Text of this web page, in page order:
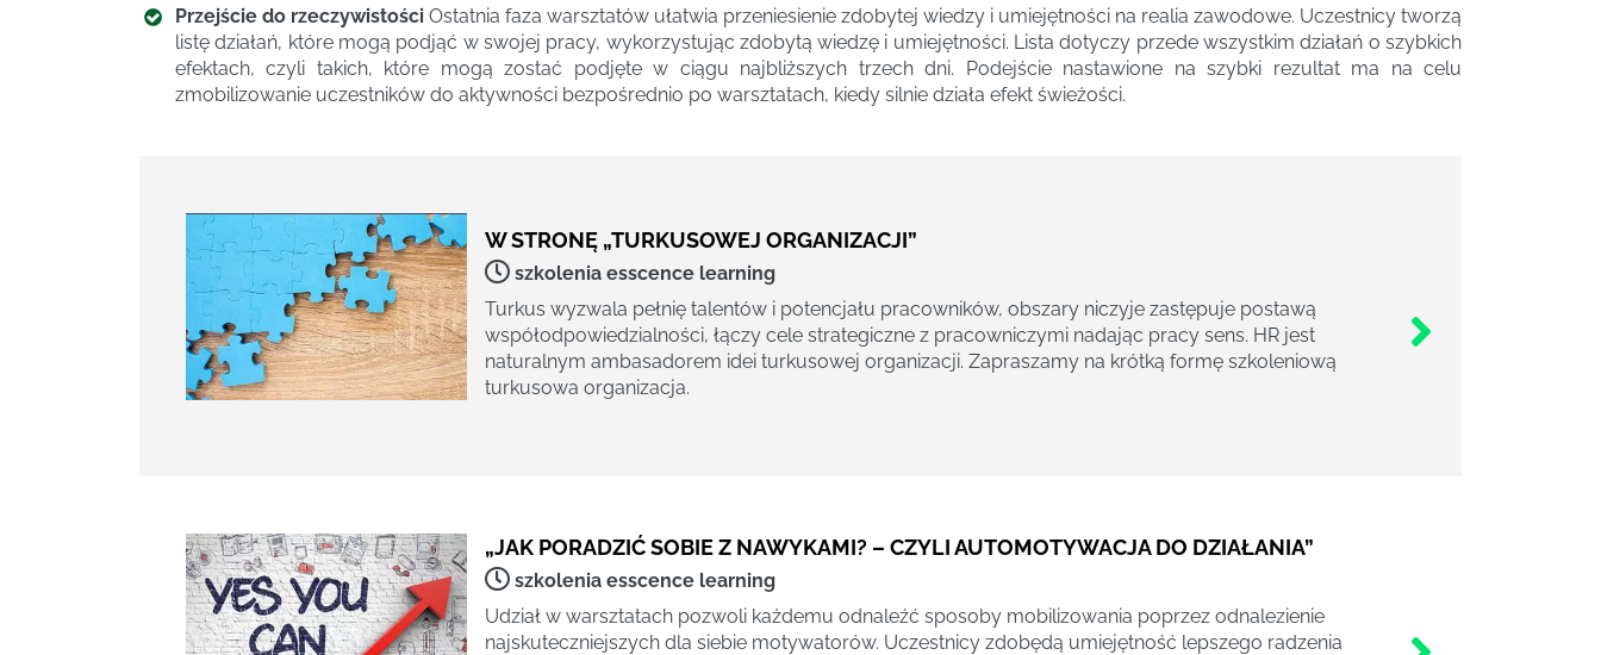
Przejście do rzeczywistości Ostatnia faza warsztatów ułatwia przeniesienie zdobytej wiedzy i umiejętności na realia zawodowe. Uczestnicy tworzą
listę działań, które mogą podjąć w swojej pracy, wykorzystując zdobytą wiedzę i umiejętności. Lista dotyczy przede wszystkim działań o szybkich
efektach, czyli takich, które mogą zostać podjęte w ciągu najbliższych trzech dni. Podejście nastawione na szybki rezultat ma na celu
zmobilizowanie uczestników do aktywności bezpośrednio po warsztatach, kiedy silnie działa efekt świeżości.
W STRONĘ „TURKUSOWEJ ORGANIZACJI”
szkolenia esscence learning
Turkus wyzwala pełnię talentów i potencjału pracowników, obszary niczyje zastępuje postawą
współodpowiedzialności, łączy cele strategiczne z pracowniczymi nadając pracy sens. HR jest
naturalnym ambasadorem idei turkusowej organizacji. Zapraszamy na krótką formę szkoleniową
turkusowa organizacja.
„JAK PORADZIĆ SOBIE Z NAWYKAMI? – CZYLI AUTOMOTYWACJA DO DZIAŁANIA”
szkolenia esscence learning
Udział w warsztatach pozwoli każdemu odnaleźć sposoby mobilizowania poprzez odnalezienie
najskuteczniejszych dla siebie motywatorów. Uczestnicy zdobędą umiejętność lepszego radzenia